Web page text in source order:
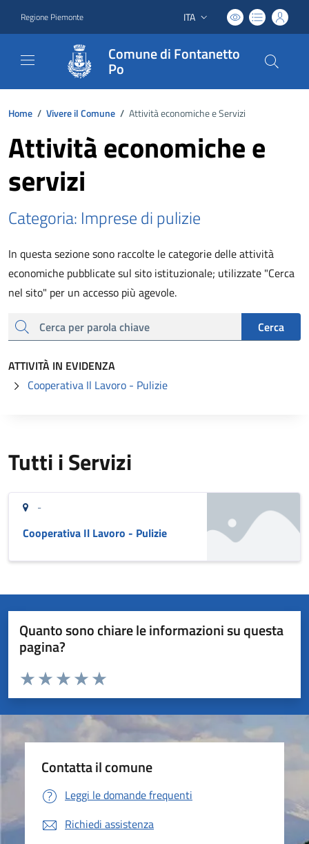
Regione Piemonte Lingua attiva:
ITA
Comune di Fontanetto
Po
Home / Vivere il Comune / Attività economiche e Servizi
Attività economiche e
servizi
Categoria: Imprese di pulizie
In questa sezione sono raccolte le categorie delle attività
economiche pubblicate sul sito istituzionale; utilizzate "Cerca
nel sito" per un accesso più agevole.
cerca
Cerca
ATTIVITÀ IN EVIDENZA
Cooperativa Il Lavoro - Pulizie
Tutti i Servizi
-
Cooperativa Il Lavoro - Pulizie
Quanto sono chiare le informazioni su questa
pagina?
Valuta da 1 a 5 stelle la pagina
Valuta 5 stelle su 5
Valuta 4 stelle su 5
Valuta 3 stelle su 5
Valuta 2 stelle su 5
Valuta 1 stelle su 5
Contatta il comune
Leggi le domande frequenti
Richiedi assistenza